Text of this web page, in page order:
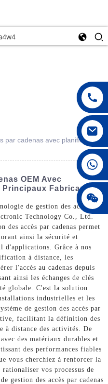
008615396811719
jenny010678
par cadenas avec planification à
OEM Avec
Fabricants
de gestion des accès par
Technology Co., Ltd.
des accès par cadenas permet
ainsi la sécurité et
Grâce à nos
à distance, les
l'accès au cadenas depuis
ainsi les échanges de clés
globale. C'est la solution
industrielles et les
de gestion des accès par
facilitant la définition des
à distance des activités. De
des matériaux durables et
des performances fiables
vous cherchiez à renforcer la
vos processus de
gestion des accès par cadenas